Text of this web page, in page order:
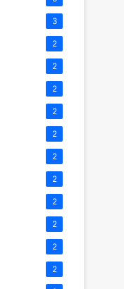
3
2
2
2
2
2
2
2
2
2
2
2